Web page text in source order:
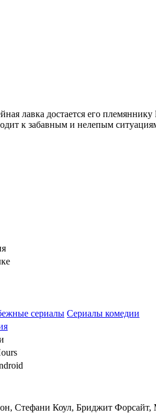
лавка достается его
к забавным и нелепым
сериалы Сериалы комедии
Стефани Коул, Бриджит